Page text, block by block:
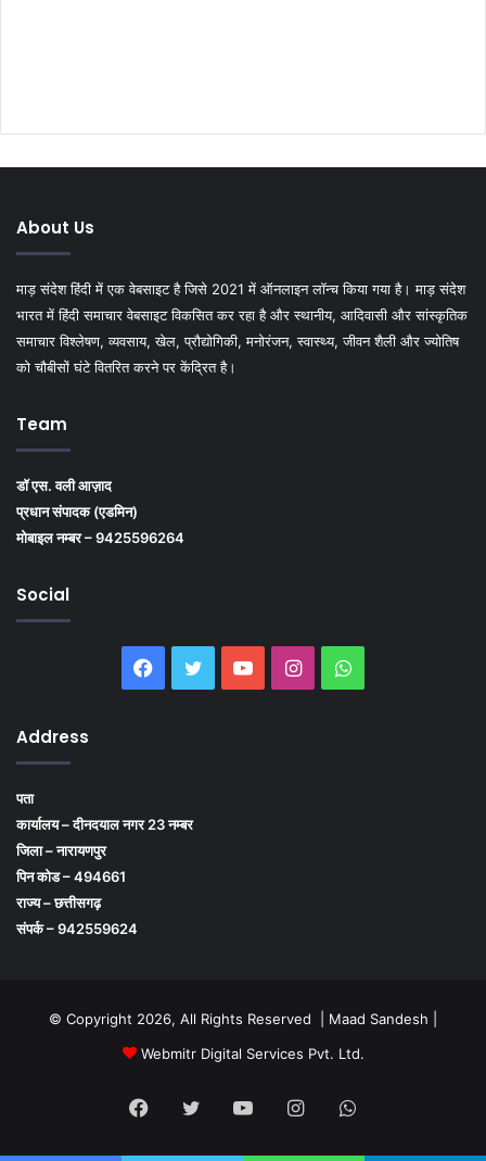
About Us
माड़ संदेश हिंदी में एक वेबसाइट है जिसे 2021 में ऑनलाइन लॉन्च किया गया है। माड़ संदेश
भारत में हिंदी समाचार वेबसाइट विकसित कर रहा है और स्थानीय, आदिवासी और सांस्कृतिक
समाचार विश्लेषण, व्यवसाय, खेल, प्रौद्योगिकी, मनोरंजन, स्वास्थ्य, जीवन शैली और ज्योतिष
को चौबीसों घंटे वितरित करने पर केंद्रित है।
Team
डॉ एस. वली आज़ाद
प्रधान संपादक (एडमिन)
मोबाइल नम्बर – 9425596264
Social
Facebook
TwitterYouTubeInstagramWhatsApp
Address
पता
कार्यालय – दीनदयाल नगर 23 नम्बर
जिला – नारायणपुर
पिन कोड – 494661
राज्य – छत्तीसगढ़
संपर्क – 942559624
© Copyright 2026, All Rights Reserved | Maad Sandesh |
Webmitr Digital Services Pvt. Ltd.
Facebook
TwitterYouTubeInstagramWhatsApp